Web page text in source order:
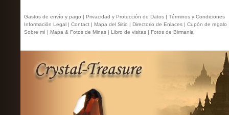
Gastos de envío y pago | Privacidad y Protección de Datos | Términos y Condiciones
Información Legal | Contact | Mapa del Sitio | Directorio de Enlaces | Cupón de regalo
Sobre mí | Mapa & Fotos de Minas | Libro de visitas | Fotos de Birmania